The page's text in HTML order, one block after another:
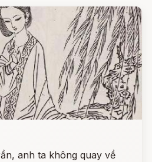
anh ta không quay về